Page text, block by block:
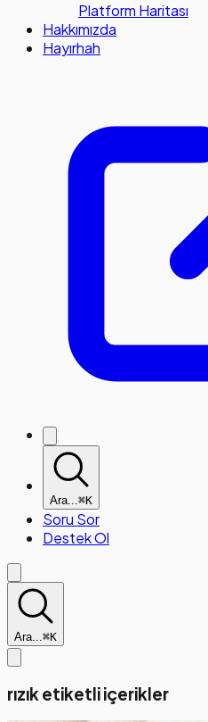
Platform Haritası
Hakkımızda
Hayırhah
Ara...⌘K
Soru Sor
Destek Ol
Ara...⌘K
rızık etiketli içerikler